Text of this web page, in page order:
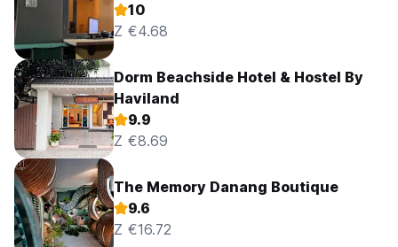
10
Z €4.68
Dorm Beachside Hotel & Hostel By
Haviland
9.9
Z €8.69
The Memory Danang Boutique
9.6
Z €16.72